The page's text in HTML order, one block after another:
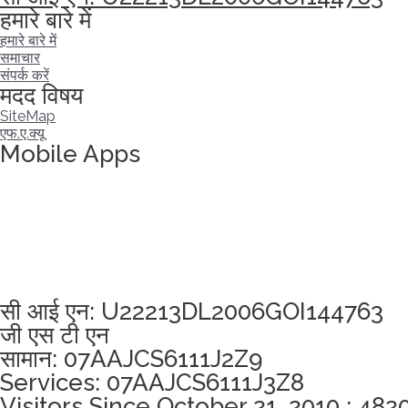
हमारे बारे में
हमारे बारे में
समाचार
संपर्क करें
मदद विषय
SiteMap
एफ.ए.क्यू
Mobile Apps
सी आई एन: U22213DL2006GOI144763
जी एस टी एन
सामान: 07AAJCS6111J2Z9
Services: 07AAJCS6111J3Z8